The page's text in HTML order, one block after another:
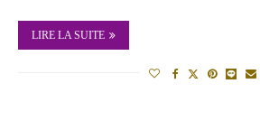
LIRE LA SUITE